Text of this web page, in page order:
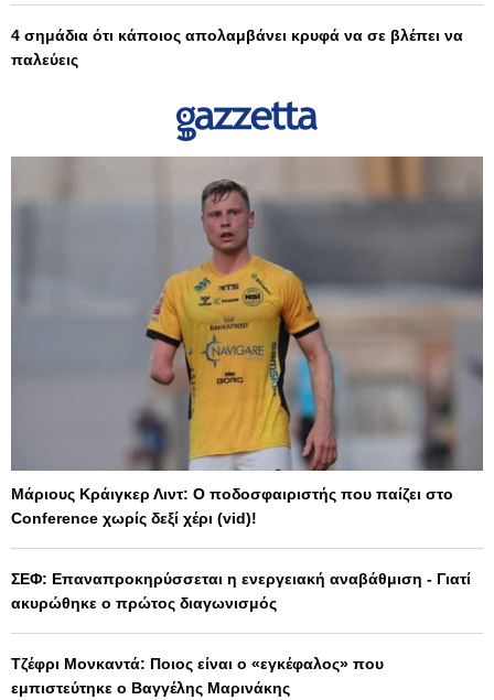
4 σημάδια ότι κάποιος απολαμβάνει κρυφά να σε βλέπει να
παλεύεις
Μάριους Κράιγκερ Λιντ: Ο ποδοσφαιριστής που παίζει στο
Conference χωρίς δεξί χέρι (vid)!
ΣΕΦ: Επαναπροκηρύσσεται η ενεργειακή αναβάθμιση - Γιατί
ακυρώθηκε ο πρώτος διαγωνισμός
Τζέφρι Μονκαντά: Ποιος είναι ο «εγκέφαλος» που
εμπιστεύτηκε ο Βαγγέλης Μαρινάκης